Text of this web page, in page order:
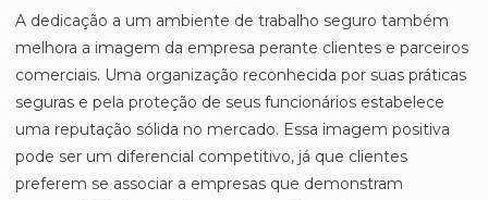
A dedicação a um ambiente de trabalho seguro também
melhora a imagem da empresa perante clientes e parceiros
comerciais. Uma organização reconhecida por suas práticas
seguras e pela proteção de seus funcionários estabelece
uma reputação sólida no mercado. Essa imagem positiva
pode ser um diferencial competitivo, já que clientes
preferem se associar a empresas que demonstram